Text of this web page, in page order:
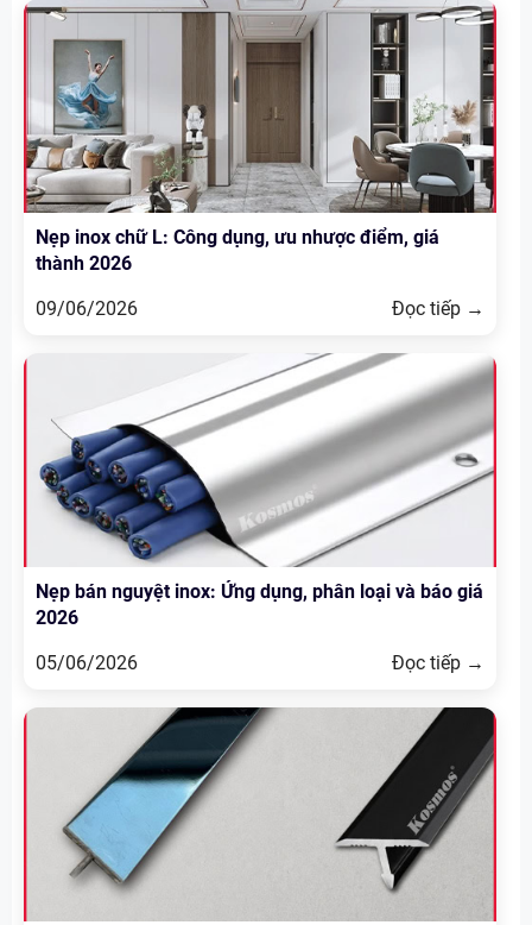
Nẹp inox chữ L: Công dụng, ưu nhược điểm, giá
thành 2026
09/06/2026
Đọc tiếp →
Nẹp bán nguyệt inox: Ứng dụng, phân loại và báo giá
2026
05/06/2026
Đọc tiếp →